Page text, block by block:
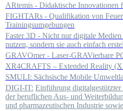
ARtemis - Didaktische Innovationen
FIGHTARs - Qualifikation von
Trainingsumgebungen
Faster 3D - Nicht nur digitale
nutzen, sondern sie auch einfach
GRAVOmer - Laser-GRAVierbare
XR4CRAFTS – Extended Reality
SMULI: Sächsische Mobile
DIGI-IT: Einführung
der beruflichen Aus- und
und pharmazeutischen Industrie